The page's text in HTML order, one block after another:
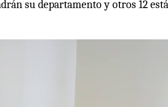
su departamento y otros 12